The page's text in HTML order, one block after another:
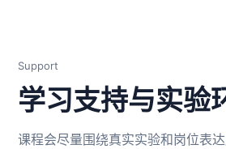
Support
学习支持与实验
课程会尽量围绕真实实验和岗位表